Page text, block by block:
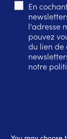
En
l'adresse
pouvez
du lien de
notre